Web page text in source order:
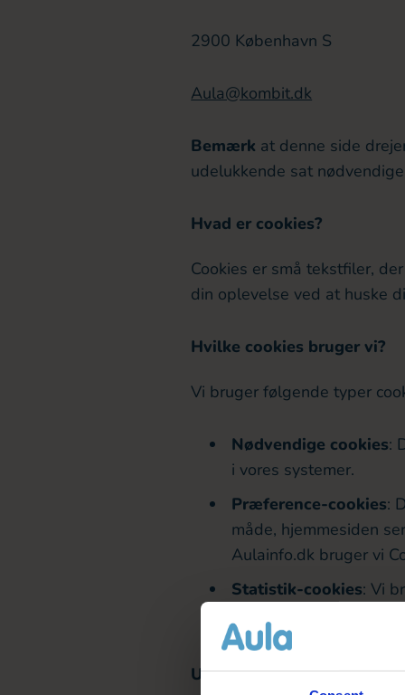
2900 København S
Aula@kombit.dk
Bemærk at denne side
udelukkende sat
Hvad er cookies?
Cookies er små tekstfiler,
din oplevelse ved at huske
Hvilke cookies bruger vi?
Vi bruger følgende typer
Nødvendige cookies:
i vores systemer.
Præference-cookies:
måde, hjemmesiden
Aulainfo.dk bruger vi
Statistik-cookies: Vi
bruges, og hvordan vi
Udløbstidspunkt